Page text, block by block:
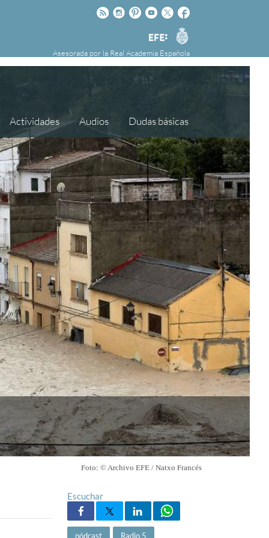
Facebook
Twitter
Youtube
Pinteres
Instagram
Rss
Agencia
EFE
Asesorada por la Real Academia Española
es una fundación patrocinada por
Agencia Efe y la Real Academia Española,
en los medios de comunicación y en
Actividades Audios Dudas básicas
Foto: © Archivo EFE / Natxo Francés
Escuchar
pódcast Radio 5